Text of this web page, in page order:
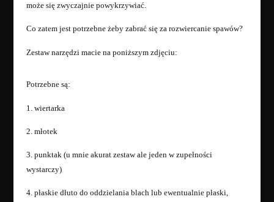
może się zwyczajnie powykrzywiać.
Co zatem jest potrzebne żeby zabrać się za rozwiercanie spawów?
Zestaw narzędzi macie na poniższym zdjęciu:
Potrzebne są:
1. wiertarka
2. młotek
3. punktak (u mnie akurat zestaw ale jeden w zupełności
wystarczy)
4. płaskie dłuto do oddzielania blach lub ewentualnie płaski,